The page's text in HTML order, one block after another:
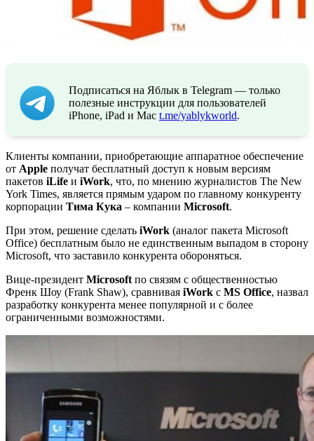
Подписаться на Яблык в Telegram — только
полезные инструкции для пользователей
iPhone, iPad и Mac t.me/yablykworld.
Клиенты компании, приобретающие аппаратное обеспечение
от Apple получат бесплатный доступ к новым версиям
пакетов iLife и iWork, что, по мнению журналистов The New
York Times, является прямым ударом по главному конкуренту
корпорации Тима Кука – компании Microsoft.
При этом, решение сделать iWork (аналог пакета Microsoft
Office) бесплатным было не единственным выпадом в сторону
Microsoft, что заставило конкурента обороняться.
Вице-президент Microsoft по связям с общественностью
Френк Шоу (Frank Shaw), сравнивая iWork с MS Office, назвал
разработку конкурента менее популярной и с более
ограниченными возможностями.